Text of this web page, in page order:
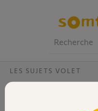
Volet
LES SUJETS VOLET